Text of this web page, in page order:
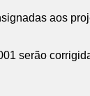
aos
serão